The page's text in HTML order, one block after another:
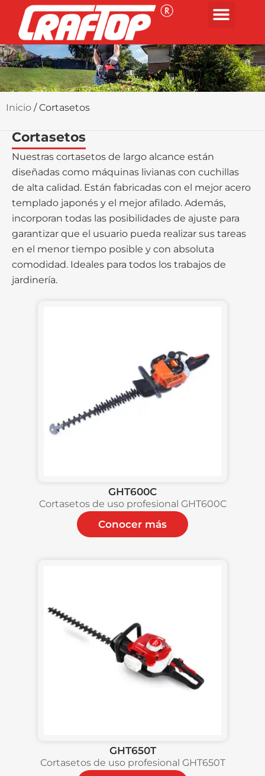
Inicio / Cortasetos
Cortasetos
Nuestras cortasetos de largo alcance están
diseñadas como máquinas livianas con cuchillas
de alta calidad. Están fabricadas con el mejor acero
templado japonés y el mejor afilado. Además,
incorporan todas las posibilidades de ajuste para
garantizar que el usuario pueda realizar sus tareas
en el menor tiempo posible y con absoluta
comodidad. Ideales para todos los trabajos de
jardinería.
GHT600C
Cortasetos de uso profesional GHT600C
Conocer más
GHT650T
Cortasetos de uso profesional GHT650T